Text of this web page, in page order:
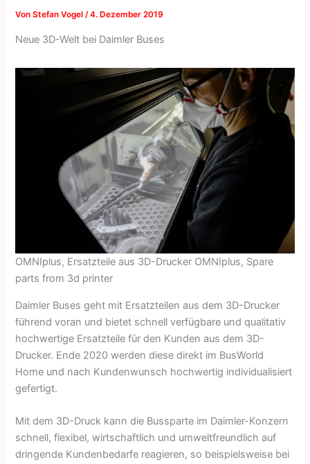
VonStefan Vogel/4. Dezember 2019
Neue 3D-Welt bei Daimler Buses
OMNIplus, Ersatzteile aus 3D-Drucker OMNIplus, Spare
parts from 3d printer
Daimler Buses geht mit Ersatzteilen aus dem 3D-Drucker
führend voran und bietet schnell verfügbare und qualitativ
hochwertige Ersatzteile für den Kunden aus dem 3D-
Drucker. Ende 2020 werden diese direkt im BusWorld
Home und nach Kundenwunsch hochwertig individualisiert
gefertigt.
Mit dem 3D-Druck kann die Bussparte im Daimler-Konzern
schnell, flexibel, wirtschaftlich und umweltfreundlich auf
dringende Kundenbedarfe reagieren, so beispielsweise bei